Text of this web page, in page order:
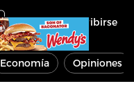
Inscribirse
Economía Opiniones